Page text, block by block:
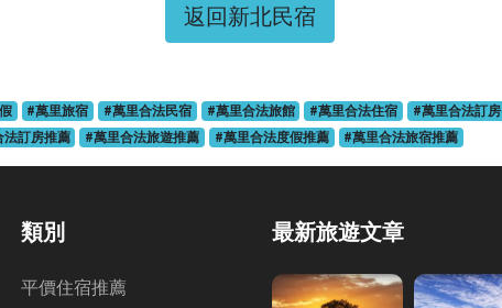
返回新北民宿
#萬里旅宿 #萬里合法民宿 #萬里合法旅館 #萬里合法住宿 #萬里合法訂房
法訂房推薦 #萬里合法旅遊推薦 #萬里合法度假推薦 #萬里合法旅宿推薦
類別
平價住宿推薦
最新旅遊文章